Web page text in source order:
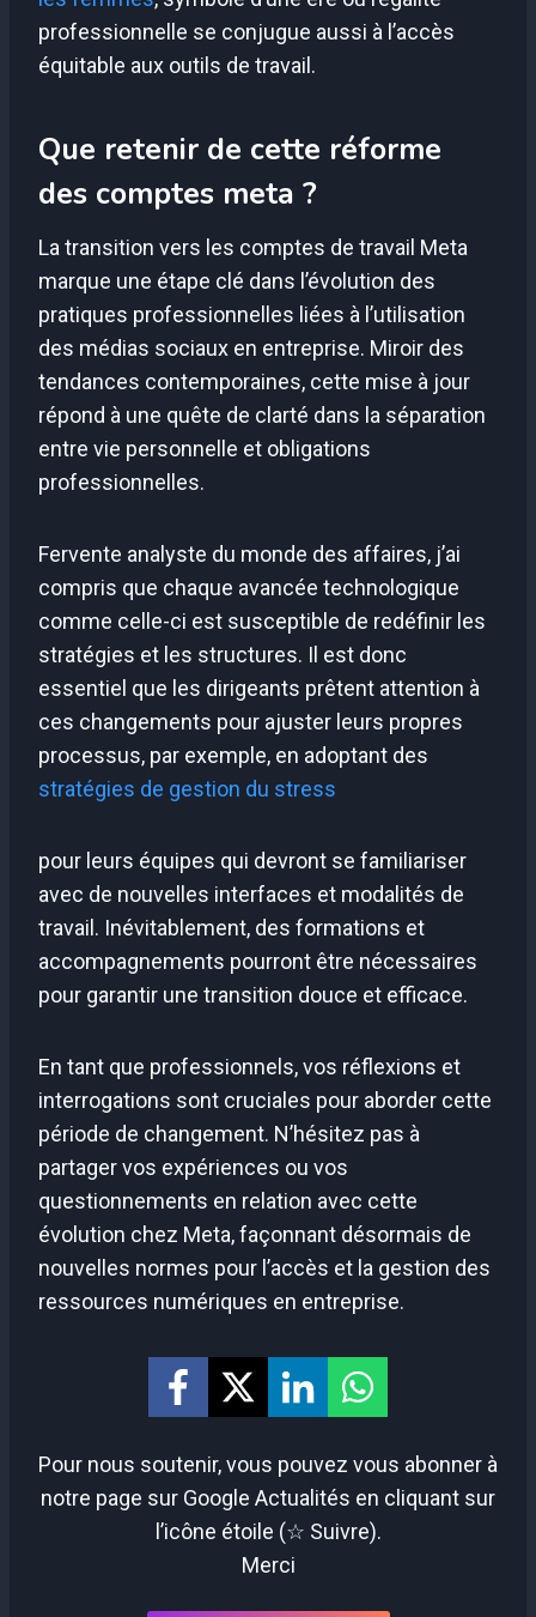
professionnelle se conjugue aussi à l’accès
équitable aux outils de travail.
Que retenir de cette réforme
des comptes meta ?
La transition vers les comptes de travail Meta
marque une étape clé dans l’évolution des
pratiques professionnelles liées à l’utilisation
des médias sociaux en entreprise. Miroir des
tendances contemporaines, cette mise à jour
répond à une quête de clarté dans la séparation
entre vie personnelle et obligations
professionnelles.
Fervente analyste du monde des affaires, j’ai
compris que chaque avancée technologique
comme celle-ci est susceptible de redéfinir les
stratégies et les structures. Il est donc
essentiel que les dirigeants prêtent attention à
ces changements pour ajuster leurs propres
processus, par exemple, en adoptant des
stratégies de gestion du stress
pour leurs équipes qui devront se familiariser
avec de nouvelles interfaces et modalités de
travail. Inévitablement, des formations et
accompagnements pourront être nécessaires
pour garantir une transition douce et efficace.
En tant que professionnels, vos réflexions et
interrogations sont cruciales pour aborder cette
période de changement. N’hésitez pas à
partager vos expériences ou vos
questionnements en relation avec cette
évolution chez Meta, façonnant désormais de
nouvelles normes pour l’accès et la gestion des
ressources numériques en entreprise.
Pour nous soutenir, vous pouvez vous abonner à
notre page sur Google Actualités en cliquant sur
l’icône étoile (☆ Suivre).
Merci